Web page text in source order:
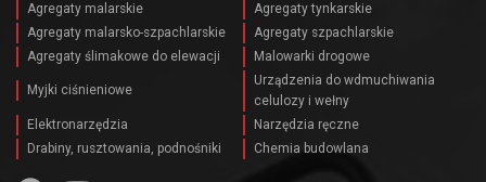
Agregaty malarskie
Agregaty tynkarskie
Agregaty malarsko-szpachlarskie
Agregaty szpachlarskie
Agregaty ślimakowe do elewacji
Malowarki drogowe
Myjki ciśnieniowe
Urządzenia do wdmuchiwania
celulozy i wełny
Elektronarzędzia
Narzędzia ręczne
Drabiny, rusztowania, podnośniki
Chemia budowlana